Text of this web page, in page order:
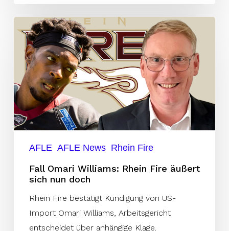
Omari
Williams:
Rhein
Fire
äußert
sich
nun
doch
AFLE AFLE News Rhein Fire
Fall Omari Williams: Rhein Fire äußert
sich nun doch
Rhein Fire bestätigt Kündigung von US-
Import Omari Williams, Arbeitsgericht
entscheidet über anhängige Klage.